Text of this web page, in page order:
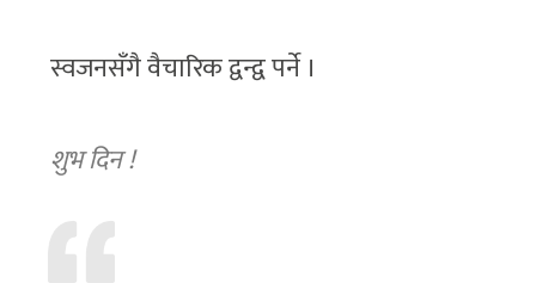
स्वजनसँगै वैचारिक द्वन्द्व पर्ने ।
शुभ दिन !